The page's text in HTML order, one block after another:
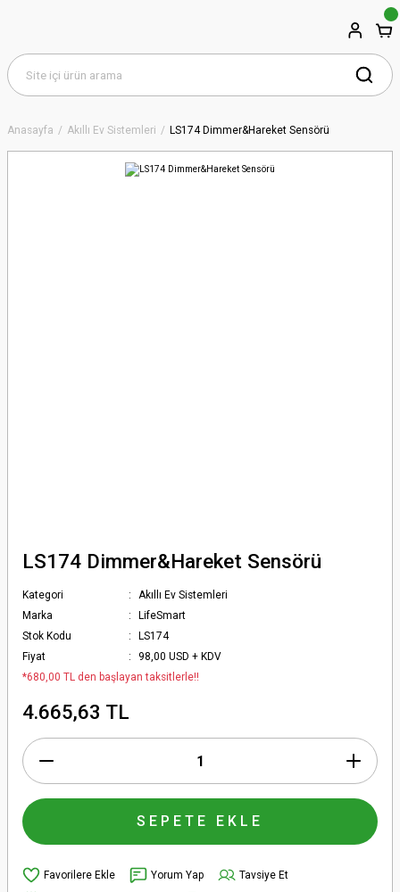
Anasayfa Akıllı Ev Sistemleri LS174 Dimmer&Hareket Sensörü
LS174 Dimmer&Hareket Sensörü
Kategori
Akıllı Ev Sistemleri
Marka
LifeSmart
Stok Kodu
LS174
Fiyat
98,00 USD + KDV
*680,00 TL den başlayan taksitlerle!!
4.665,63 TL
SEPETE EKLE
Yorum Yap
Tavsiye Et